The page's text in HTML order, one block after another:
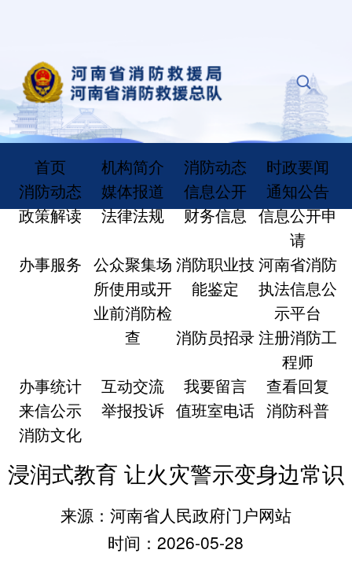
首页 机构简介 消防动态
时政要闻
消防动态
媒体报道 信息公开
通知公告
政策解读
法律法规 财务信息 信息公开申
请
办事服务 公众聚集场
所使用或开
业前消防检
查
消防职业技
能鉴定
河南省消防
执法信息公
示平台
消防员招录注册消防工
程师
办事统计
互动交流 我要留言
查看回复
来信公示
举报投诉 值班室电话 消防科普
消防文化
浸润式教育 让火灾警示变身边常识
来源：河南省人民政府门户网站
时间：2026-05-28